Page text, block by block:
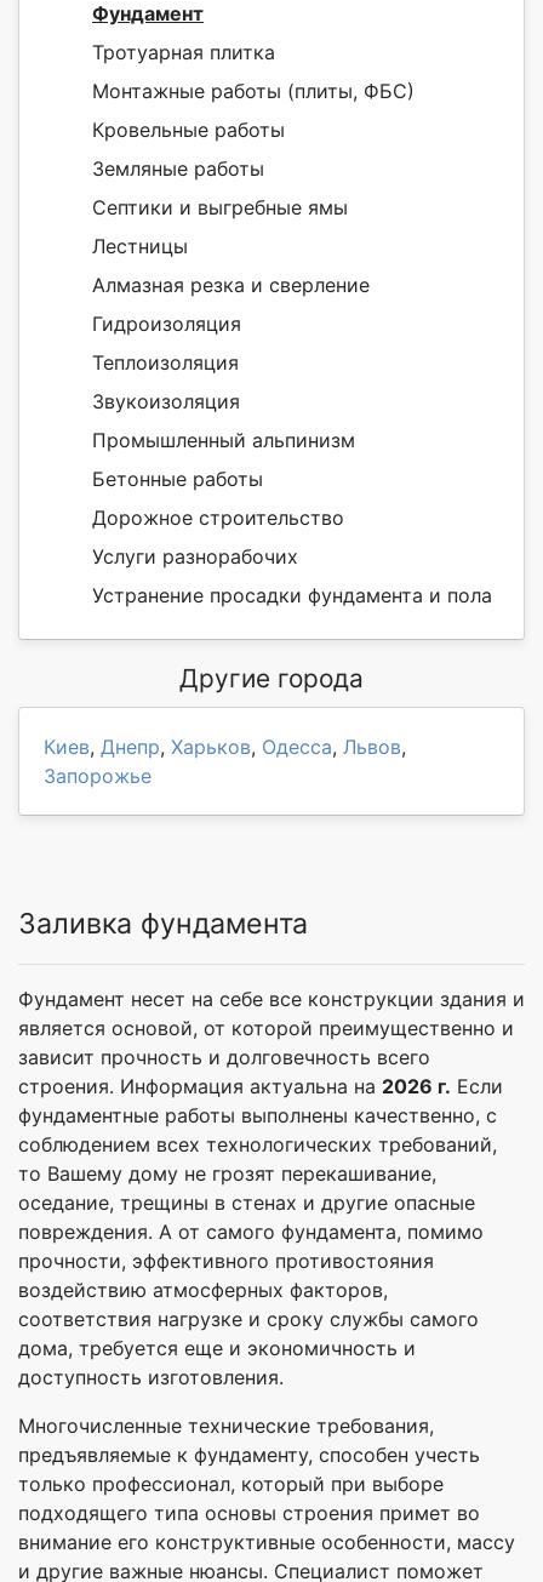
Фундамент
Тротуарная плитка
Монтажные работы (плиты, ФБС)
Кровельные работы
Земляные работы
Септики и выгребные ямы
Лестницы
Алмазная резка и сверление
Гидроизоляция
Теплоизоляция
Звукоизоляция
Промышленный альпинизм
Бетонные работы
Дорожное строительство
Услуги разнорабочих
Устранение просадки фундамента и пола
Другие города
Киев, Днепр, Харьков, Одесса, Львов,
Запорожье
Заливка фундамента
Фундамент несет на себе все конструкции здания и
является основой, от которой преимущественно и
зависит прочность и долговечность всего
строения. Информация актуальна на 2026 г. Если
фундаментные работы выполнены качественно, с
соблюдением всех технологических требований,
то Вашему дому не грозят перекашивание,
оседание, трещины в стенах и другие опасные
повреждения. А от самого фундамента, помимо
прочности, эффективного противостояния
воздействию атмосферных факторов,
соответствия нагрузке и сроку службы самого
дома, требуется еще и экономичность и
доступность изготовления.
Многочисленные технические требования,
предъявляемые к фундаменту, способен учесть
только профессионал, который при выборе
подходящего типа основы строения примет во
внимание его конструктивные особенности, массу
и другие важные нюансы. Специалист поможет